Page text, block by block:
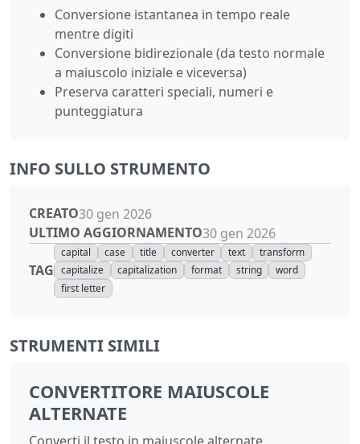
Conversione istantanea in tempo reale
mentre digiti
Conversione bidirezionale (da testo normale
a maiuscolo iniziale e viceversa)
Preserva caratteri speciali, numeri e
punteggiatura
INFO SULLO STRUMENTO
CREATO30 gen 2026
ULTIMO AGGIORNAMENTO30 gen 2026
TAG
capital case title converter text
transform
capitalize
capitalization format string
word
first letter
STRUMENTI SIMILI
CONVERTITORE MAIUSCOLE
ALTERNATE